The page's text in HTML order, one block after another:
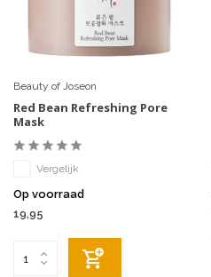
Beauty of Joseon
Red Bean Refreshing Pore
Mask
Vergelijk
Op voorraad
19,95